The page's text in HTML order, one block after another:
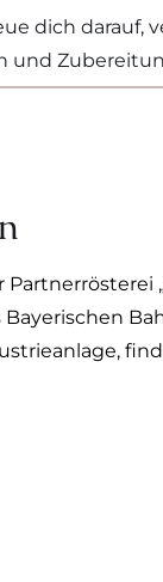
dich darauf,
und